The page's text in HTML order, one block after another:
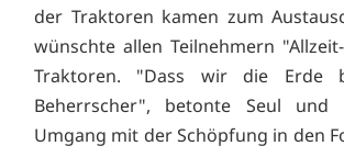
der Traktoren kamen zum
wünschte allen Teilnehmern
Traktoren. "Dass wir die Erde
Beherrscher", betonte Seul
Umgang mit der Schöpfung in den